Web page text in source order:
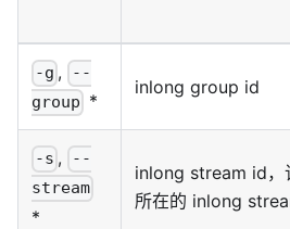
-g ,
--
group *
inlong group id
-s ,
--
stream
*
inlong stream id
所在的 inlong